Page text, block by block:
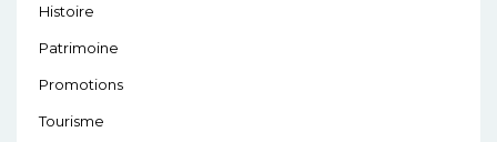
Histoire
Patrimoine
Promotions
Tourisme